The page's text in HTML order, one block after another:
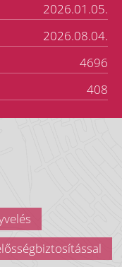
2026.01.05.
2026.08.04.
4696
408